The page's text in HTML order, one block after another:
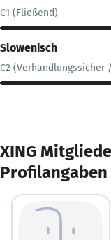
C1 (Fließend)
Slowenisch
C2
XING
Profilangaben